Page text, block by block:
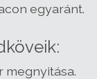
egyaránt.
megnyitása.